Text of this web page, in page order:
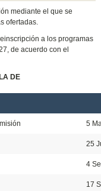
mediante el que se
ofertadas.
a los programas
de acuerdo con el
DE
5
25
4
17